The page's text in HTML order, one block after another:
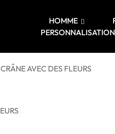
HOMME
PERSONNALISATION
AVEC DES FLEURS